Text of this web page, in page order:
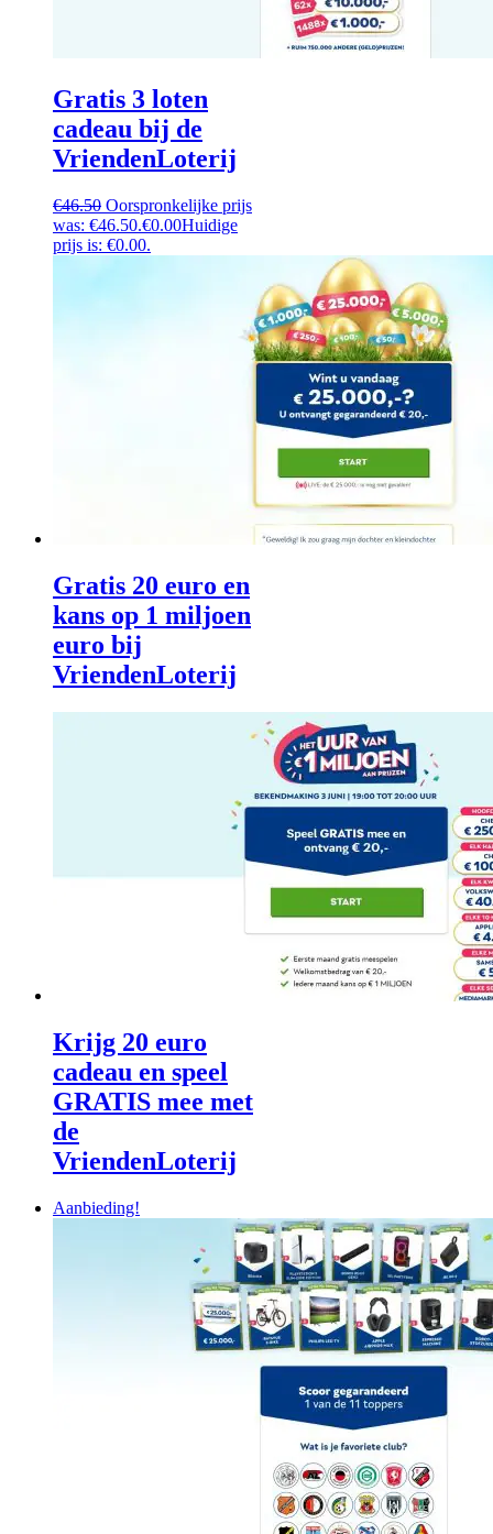
Gratis 3 loten
cadeau bij de
VriendenLoterij
€46.50 Oorspronkelijke prijs
was: €46.50.€0.00Huidige
prijs is: €0.00.
Gratis 20 euro en
kans op 1 miljoen
euro bij
VriendenLoterij
Krijg 20 euro
cadeau en speel
GRATIS mee met
de
VriendenLoterij
Aanbieding!